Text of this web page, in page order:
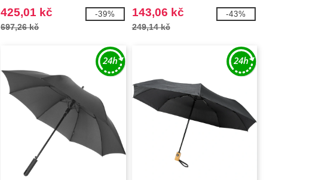
rozevíráním/skládáním
425,01 kč
697,26 kč
-39%
rukojetí
143,06 kč
249,14 kč
-43%